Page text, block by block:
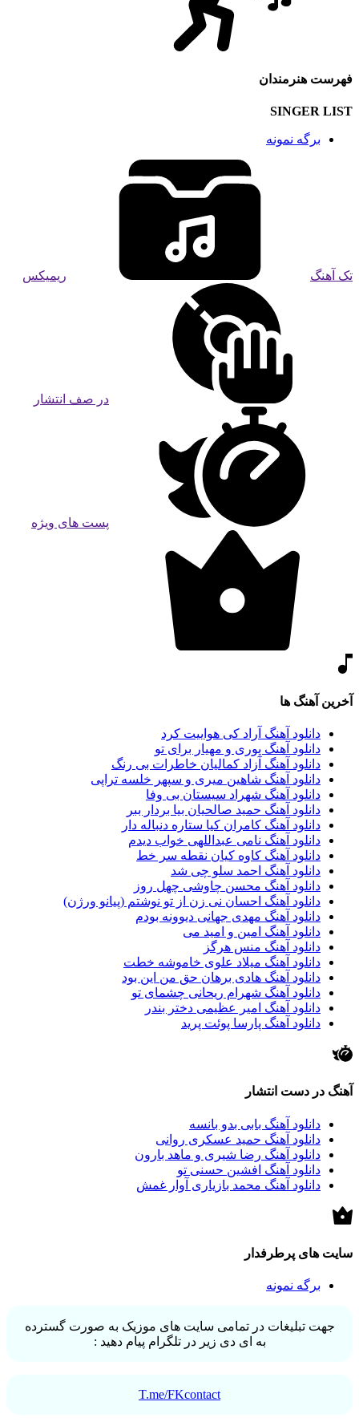
فهرست هنرمندان
SINGER LIST
برگه نمونه
تک آهنگ ریمیکس
در صف انتشار
پست های ویژه
آخرین آهنگ ها
دانلود آهنگ آراد کی هواییت کرد
دانلود آهنگ پوری و مهیار برای تو
دانلود آهنگ آزاد کمالیان خاطرات بی رنگ
دانلود آهنگ شاهین میری و سپهر خلسه تراپی
دانلود آهنگ شهراد سیستان بی وفا
دانلود آهنگ حمید صالحیان بیا بردار ببر
دانلود آهنگ کامران کیا ستاره دنباله دار
دانلود آهنگ نامی عبداللهی خواب دیدم
دانلود آهنگ کاوه کیان نقطه سر خط
دانلود آهنگ احمد سلو چی شد
دانلود آهنگ محسن چاوشی چهل روز
دانلود آهنگ احسان نی زن از تو نوشتم (پیانو ورژن)
دانلود آهنگ مهدی جهانی دیوونه بودم
دانلود آهنگ امین و امید می
دانلود آهنگ منس هرگز
دانلود آهنگ میلاد علوی خاموشه خطت
دانلود آهنگ هادی برهان حق من این بود
دانلود آهنگ شهرام ریحانی چشمای تو
دانلود آهنگ امیر عظیمی دختر بندر
دانلود آهنگ پارسا پوئت پرید
آهنگ در دست انتشار
دانلود آهنگ بابی بدو بانسه
دانلود آهنگ حمید عسکری روانی
دانلود آهنگ رضا شیری و ماهد بارون
دانلود آهنگ افشین حسنی تو
دانلود آهنگ محمد بازیاری آوار غمش
سایت های پرطرفدار
برگه نمونه
جهت تبلیغات در تمامی سایت های موزیک به صورت گسترده
به ای دی زیر در تلگرام پیام دهید :
T.me/FKcontact